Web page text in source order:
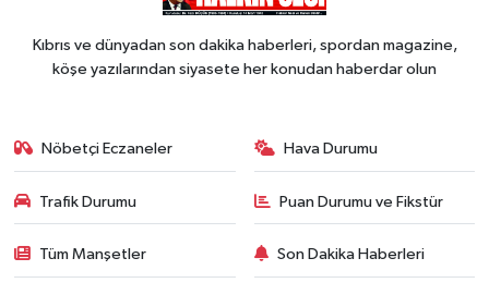
Kıbrıs ve dünyadan son dakika haberleri, spordan magazine,
köşe yazılarından siyasete her konudan haberdar olun
Nöbetçi Eczaneler Hava Durumu
Trafik Durumu Puan Durumu ve Fikstür
Tüm Manşetler Son Dakika Haberleri